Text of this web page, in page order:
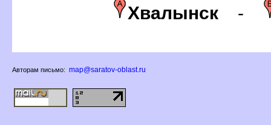
Хвалынск-
Авторам письмо: map@saratov-oblast.ru